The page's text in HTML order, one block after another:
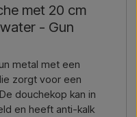
geïnteresseerd bent
en waar het
dan ontvangt u een
Bel ons →
met 20 cm
- Gun
metal met een
zorgt voor een
douchekop kan in
en heeft anti-kalk